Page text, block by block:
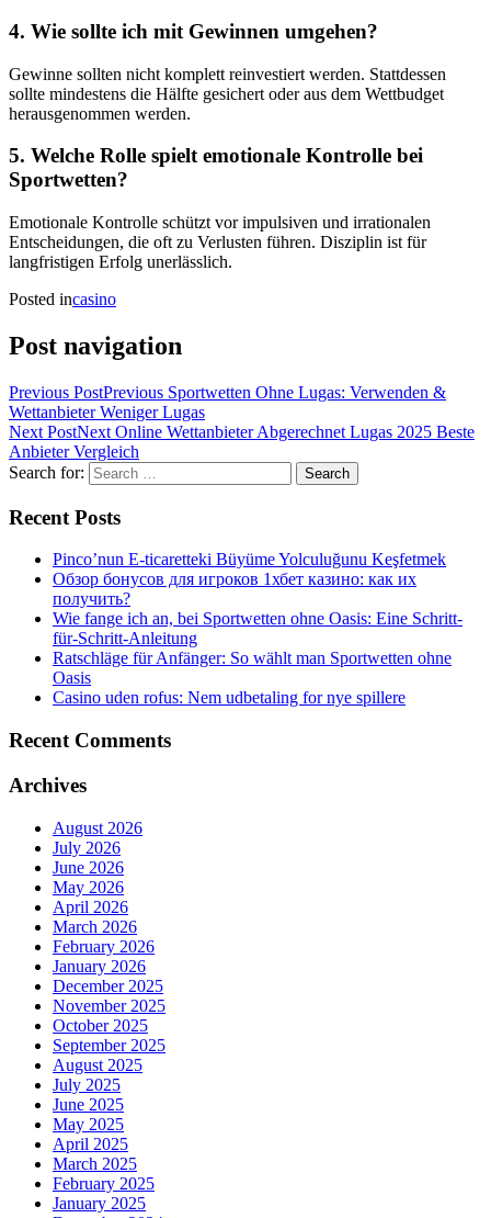
4. Wie sollte ich mit Gewinnen umgehen?
Gewinne sollten nicht komplett reinvestiert werden. Stattdessen
sollte mindestens die Hälfte gesichert oder aus dem Wettbudget
herausgenommen werden.
5. Welche Rolle spielt emotionale Kontrolle bei
Sportwetten?
Emotionale Kontrolle schützt vor impulsiven und irrationalen
Entscheidungen, die oft zu Verlusten führen. Disziplin ist für
langfristigen Erfolg unerlässlich.
Posted incasino
Post navigation
Previous PostPrevious Sportwetten Ohne Lugas: Verwenden &
Wettanbieter Weniger Lugas
Next PostNext Online Wettanbieter Abgerechnet Lugas 2025 Beste
Anbieter Vergleich
Search for:
Recent Posts
Pinco’nun E-ticaretteki Büyüme Yolculuğunu Keşfetmek
Обзор бонусов для игроков 1хбет казино: как их
получить?
Wie fange ich an, bei Sportwetten ohne Oasis: Eine Schritt-
für-Schritt-Anleitung
Ratschläge für Anfänger: So wählt man Sportwetten ohne
Oasis
Casino uden rofus: Nem udbetaling for nye spillere
Recent Comments
Archives
August 2026
July 2026
June 2026
May 2026
April 2026
March 2026
February 2026
January 2026
December 2025
November 2025
October 2025
September 2025
August 2025
July 2025
June 2025
May 2025
April 2025
March 2025
February 2025
January 2025